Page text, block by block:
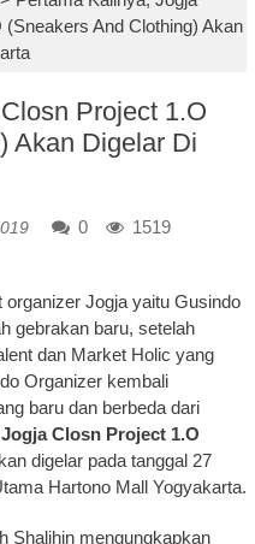
And Clothing) Akan
Project 1.O
Akan Digelar Di
0 1519
organizer Jogja yaitu Gusindo
gebrakan baru, setelah
dan Market Holic yang
Organizer kembali
baru dan berbeda dari
Closn Project 1.O
digelar pada tanggal 27
Hartono Mall Yogyakarta.
Shalihin mengungkapkan